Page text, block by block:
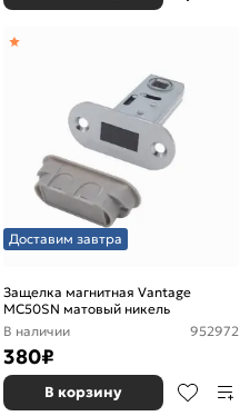
Доставим завтра
Защелка магнитная Vantage
MC50SN матовый никель
В наличии
952972
380₽
В корзину